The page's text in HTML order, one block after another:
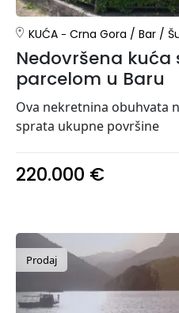
KUĆA Crna Gora / Bar /
Nedovršena kuća
parcelom u Baru
Ova nekretnina obuhvata
sprata ukupne površine
220.000 €
Prodaj